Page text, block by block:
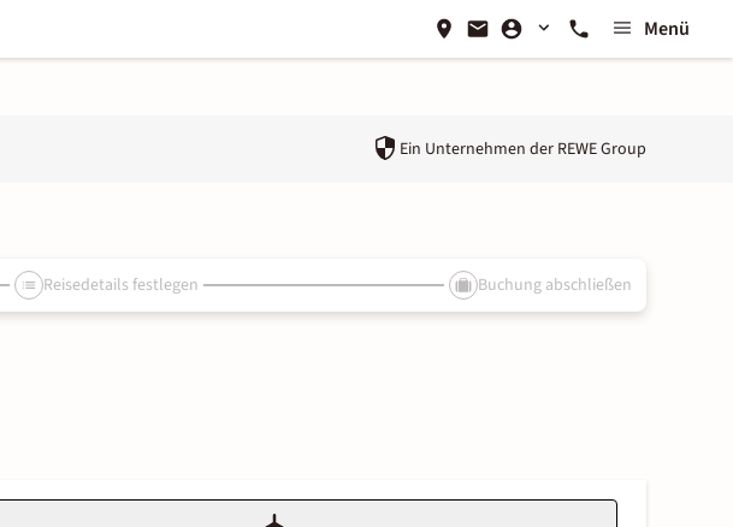
Menü
Ein Unternehmen der REWE Group
Reisedetails festlegen Buchung abschließen